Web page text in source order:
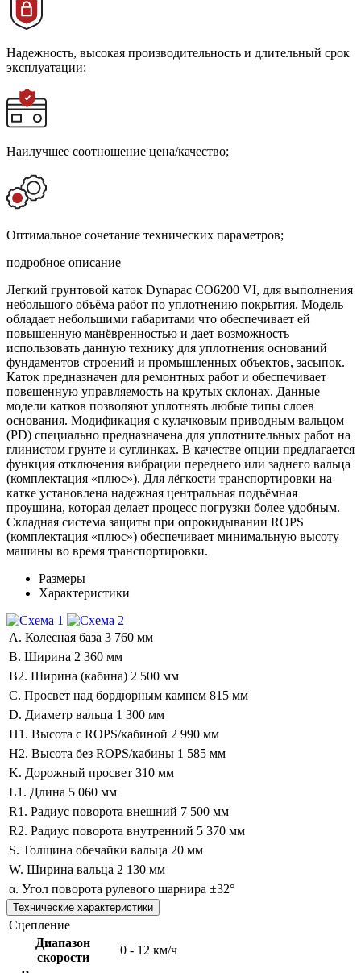
Надежность, высокая производительность и длительный срок
эксплуатации;
Наилучшее соотношение цена/качество;
Оптимальное сочетание технических параметров;
подробное описание
Легкий грунтовой каток Dynapac CO6200 VI, для выполнения
небольшого объёма работ по уплотнению покрытия. Модель
обладает небольшими габаритами что обеспечивает ей
повышенную манёвренностью и дает возможность
использовать данную технику для уплотнения оснований
фундаментов строений и промышленных объектов, засыпок.
Каток предназначен для ремонтных работ и обеспечивает
повешенную управляемость на крутых склонах. Данные
модели катков позволяют уплотнять любые типы слоев
основания. Модификация с кулачковым приводным вальцом
(PD) специально предназначена для уплотнительных работ на
глинистом грунте и суглинках. В качестве опции предлагается
функция отключения вибрации переднего или заднего вальца
(комплектация «плюс»). Для лёгкости транспортировки на
катке установлена надежная центральная подъёмная
проушина, которая делает процесс погрузки более удобным.
Складная система защиты при опрокидывании ROPS
(комплектация «плюс») обеспечивает минимальную высоту
машины во время транспортировки.
Размеры
Характеристики
A. Колесная база 3 760 мм
B. Ширина 2 360 мм
B2. Ширина (кабина) 2 500 мм
C. Просвет над бордюрным камнем 815 мм
D. Диаметр вальца 1 300 мм
H1. Высота с ROPS/кабиной 2 990 мм
H2. Высота без ROPS/кабины 1 585 мм
K. Дорожный просвет 310 мм
L1. Длина 5 060 мм
R1. Радиус поворота внешний 7 500 мм
R2. Радиус поворота внутренний 5 370 мм
S. Толщина обечайки вальца 20 мм
W. Ширина вальца 2 130 мм
α. Угол поворота рулевого шарнира ±32°
Технические характеристики
Сцепление
Диапазон
скорости
0 - 12 км/ч